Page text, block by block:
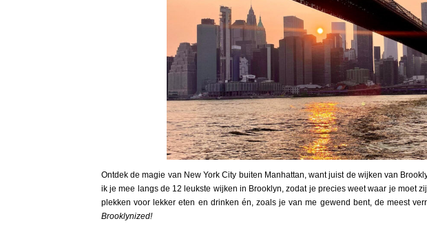
Ontdek de magie van New York City buiten Manhattan, want juist de wijken van
ik je mee langs de 12 leukste wijken in Brooklyn, zodat je precies weet waar je moet
plekken voor lekker eten en drinken én, zoals je van me gewend bent, de meest
Brooklynized!